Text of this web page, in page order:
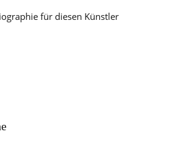
für diesen Künstler